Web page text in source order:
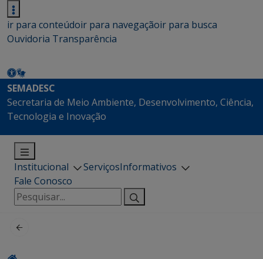
ir para conteúdoir para navegaçãoir para busca
Ouvidoria Transparência
SEMADESC
Secretaria de Meio Ambiente, Desenvolvimento, Ciência,
Tecnologia e Inovação
Institucional ServiçosInformativos
Fale Conosco
Pesquisar
por: